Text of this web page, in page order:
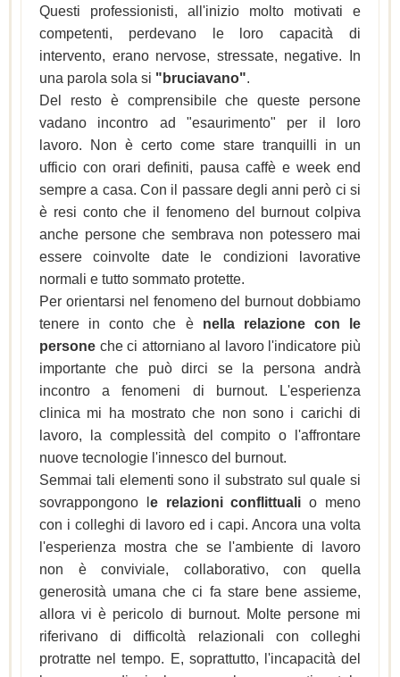
Questi professionisti, all'inizio molto motivati e
competenti, perdevano le loro capacità di
intervento, erano nervose, stressate, negative. In
una parola sola si "bruciavano".
Del resto è comprensibile che queste persone
vadano incontro ad "esaurimento" per il loro
lavoro. Non è certo come stare tranquilli in un
ufficio con orari definiti, pausa caffè e week end
sempre a casa. Con il passare degli anni però ci si
è resi conto che il fenomeno del burnout colpiva
anche persone che sembrava non potessero mai
essere coinvolte date le condizioni lavorative
normali e tutto sommato protette.
Per orientarsi nel fenomeno del burnout dobbiamo
tenere in conto che è nella relazione con le
persone che ci attorniano al lavoro l'indicatore più
importante che può dirci se la persona andrà
incontro a fenomeni di burnout. L'esperienza
clinica mi ha mostrato che non sono i carichi di
lavoro, la complessità del compito o l'affrontare
nuove tecnologie l'innesco del burnout.
Semmai tali elementi sono il substrato sul quale si
sovrappongono l e relazioni conflittuali o meno
con i colleghi di lavoro ed i capi. Ancora una volta
l'esperienza mostra che se l'ambiente di lavoro
non è conviviale, collaborativo, con quella
generosità umana che ci fa stare bene assieme,
allora vi è pericolo di burnout. Molte persone mi
riferivano di difficoltà relazionali con colleghi
protratte nel tempo. E, soprattutto, l'incapacità del